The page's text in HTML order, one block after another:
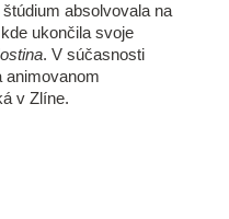
absolvovala na
ukončila svoje
. V súčasnosti
animovanom
v Zlíne.